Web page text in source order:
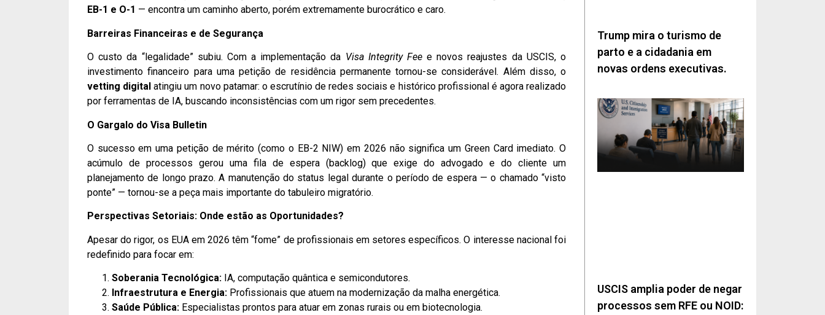
EB-1 e O-1 — encontra um caminho aberto, porém extremamente burocrático e caro.
Barreiras Financeiras e de Segurança
O custo da “legalidade” subiu. Com a implementação da Visa Integrity Feee novos reajustes da USCIS, o
investimento financeiro para uma petição de residência permanente tornou-se considerável. Além disso, o
vetting digital atingiu um novo patamar: o escrutínio de redes sociais e histórico profissional é agora realizado
por ferramentas de IA, buscando inconsistências com um rigor sem precedentes.
O Gargalo do Visa Bulletin
O sucesso em uma petição de mérito (como o EB-2 NIW) em 2026 não significa um Green Card imediato. O
acúmulo de processos gerou uma fila de espera (backlog) que exige do advogado e do cliente um
planejamento de longo prazo. A manutenção do status legal durante o período de espera — o chamado “visto
ponte” — tornou-se a peça mais importante do tabuleiro migratório.
Perspectivas Setoriais: Onde estão as Oportunidades?
Apesar do rigor, os EUA em 2026 têm “fome” de profissionais em setores específicos. O interesse nacional foi
redefinido para focar em:
Soberania Tecnológica: IA, computação quântica e semicondutores.
Infraestrutura e Energia: Profissionais que atuem na modernização da malha energética.
Saúde Pública: Especialistas prontos para atuar em zonas rurais ou em biotecnologia.
Trump mira o turismo de
parto e a cidadania em
novas ordens executivas.
USCIS amplia poder de negar
processos sem RFE ou NOID: